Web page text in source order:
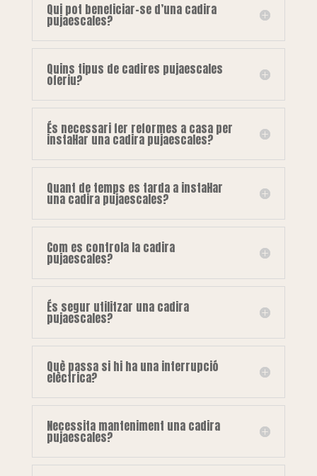
Qui pot beneficiar-se d’una cadira
pujaescales?
Quins tipus de cadires pujaescales
oferiu?
És necessari fer reformes a casa per
instal·lar una cadira pujaescales?
Quant de temps es tarda a instal·lar
una cadira pujaescales?
Com es controla la cadira
pujaescales?
És segur utilitzar una cadira
pujaescales?
Què passa si hi ha una interrupció
elèctrica?
Necessita manteniment una cadira
pujaescales?